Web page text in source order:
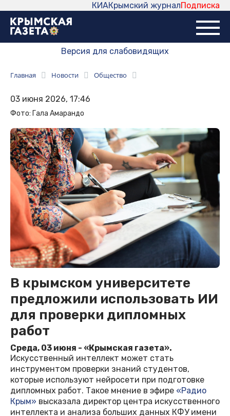
Подписка
Крымский журнал
КИА
Версия для слабовидящих
Главная Новости Общество
03 июня 2026, 17:46
Фото: Гала Амарандо
В крымском университете
предложили использовать ИИ
для проверки дипломных
работ
Среда, 03 июня - «Крымская газета».
Искусственный интеллект может стать
инструментом проверки знаний студентов,
которые используют нейросети при подготовке
дипломных работ. Такое мнение в эфире «Радио
Крым» высказала директор центра искусственного
интеллекта и анализа больших данных КФУ имени